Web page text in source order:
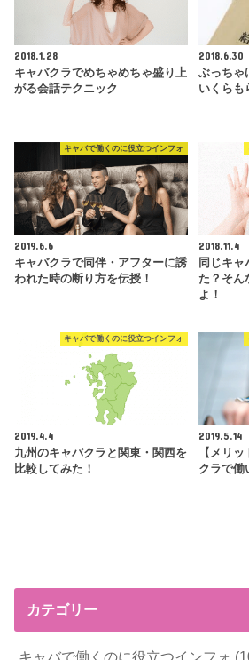
2018.1.28
キャバクラでめちゃめちゃ盛り上
がる会話テクニック
2018.6.30
ぶっちゃ
いくらも
キャバで働くのに役立つインフォ
2019.6.6
キャバクラで同伴・アフターに誘
われた時の断り方を伝授！
2018.11.4
同じキャ
た？そん
よ！
キャバで働くのに役立つインフォ
2019.4.4
九州のキャバクラと関東・関西を
比較してみた！
2019.5.14
【メリ
クラで働
カテゴリー
キャバで働くのに役立つインフォ